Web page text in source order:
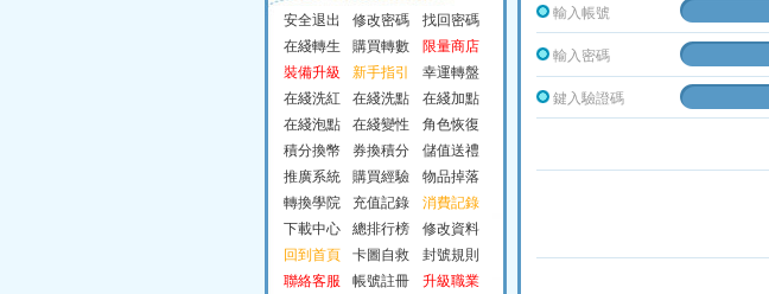
安全退出 修改密碼
找回密碼
在綫轉生
購買轉數
限量商店
裝備升級
新手指引
幸運轉盤
在綫洗紅
在綫洗點
在綫加點
在綫泡點
在綫變性
角色恢復
積分換幣
券換積分
儲值送禮
推廣系統
購買經驗
物品掉落
轉換學院
充值記錄
消費記錄
下載中心
總排行榜
修改資料
回到首頁
卡圖自救
封號規則
聯絡客服
帳號註冊
升級職業
輸入帳號
輸入密碼
鍵入驗證碼